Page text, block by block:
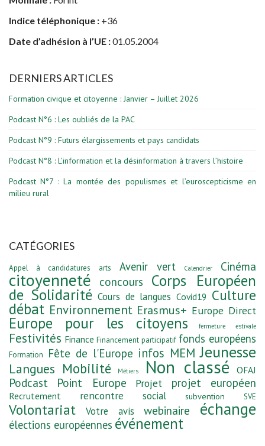
Indice téléphonique : +36
Date d’adhésion à l’UE :01.05.2004
DERNIERS ARTICLES
Formation civique et citoyenne : Janvier – Juillet 2026
Podcast N°6 : Les oubliés de la PAC
Podcast N°9 : Futurs élargissements et pays candidats
Podcast N°8 : L’information et la désinformation à travers l’histoire
Podcast N°7 : La montée des populismes et l’euroscepticisme en
milieu rural
CATÉGORIES
Appel à candidatures arts Avenir vert Calendrier Cinéma
citoyenneté concours Corps Européen
de Solidarité Cours de langues Covid19 Culture
débat Environnement Erasmus+ Europe Direct
Europe pour les citoyens fermeture estivale
Festivités Finance Financement participatif fonds européens
Formation Fête de l'Europe infos MEM Jeunesse
Langues Mobilité Métiers Non classé OFAJ
Podcast Point Europe Projet projet européen
Recrutement rencontre social subvention SVE
Volontariat Votre avis webinaire échange
élections européennes événement